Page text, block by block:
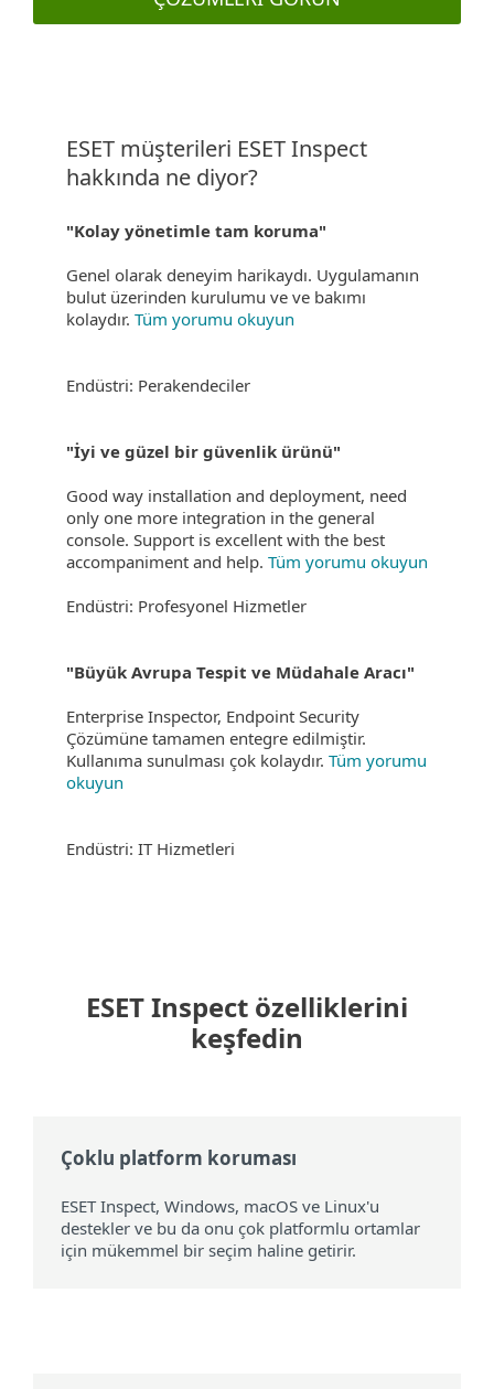
ESET müşterileri ESET Inspect
hakkında ne diyor?
"Kolay yönetimle tam koruma"
Genel olarak deneyim harikaydı. Uygulamanın
bulut üzerinden kurulumu ve ve bakımı
kolaydır. Tüm yorumu okuyun
Endüstri: Perakendeciler
"İyi ve güzel bir güvenlik ürünü"
Good way installation and deployment, need
only one more integration in the general
console. Support is excellent with the best
accompaniment and help. Tüm yorumu okuyun
Endüstri: Profesyonel Hizmetler
"Büyük Avrupa Tespit ve Müdahale Aracı"
Enterprise Inspector, Endpoint Security
Çözümüne tamamen entegre edilmiştir.
Kullanıma sunulması çok kolaydır. Tüm yorumu
okuyun
Endüstri: IT Hizmetleri
ESET Inspect özelliklerini
keşfedin
Çoklu platform koruması
ESET Inspect, Windows, macOS ve Linux'u
destekler ve bu da onu çok platformlu ortamlar
için mükemmel bir seçim haline getirir.